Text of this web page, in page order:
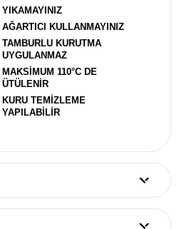
YIKAMAYINIZ
AĞARTICI KULLANMAYINIZ
TAMBURLU KURUTMA
UYGULANMAZ
MAKSİMUM 110°C DE
ÜTÜLENİR
KURU TEMİZLEME
YAPILABİLİR